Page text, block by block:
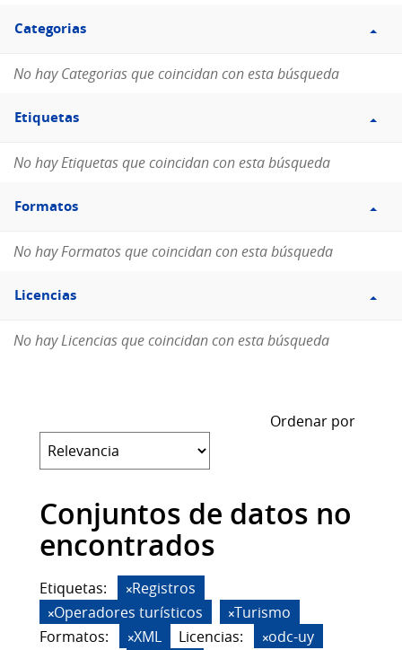
Filtro
Categorias
Categorias
No hay Categorias que coincidan con esta búsqueda
Filtro
Etiquetas
Etiquetas
No hay Etiquetas que coincidan con esta búsqueda
Filtro
Formatos
Formatos
No hay Formatos que coincidan con esta búsqueda
Filtro
Licencias
Licencias
No hay Licencias que coincidan con esta búsqueda
Ordenar por
Conjuntos de datos no
encontrados
Etiquetas:
Registros
Operadores turísticos
Turismo
Formatos:
XML Licencias:
odc-uy